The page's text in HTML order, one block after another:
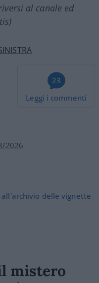
al canale ed
23
Leggi i commenti
2026
all'archivio delle vignette
mistero